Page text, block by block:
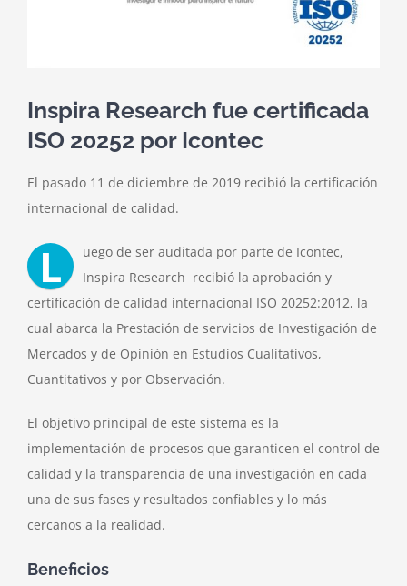
Inspira Research fue certificada
ISO 20252 por Icontec
El pasado 11 de diciembre de 2019 recibió la certificación
internacional de calidad.
L
uego de ser auditada por parte de Icontec,
Inspira Research recibió la aprobación y
certificación de calidad internacional ISO 20252:2012, la
cual abarca la Prestación de servicios de Investigación de
Mercados y de Opinión en Estudios Cualitativos,
Cuantitativos y por Observación.
El objetivo principal de este sistema es la
implementación de procesos que garanticen el control de
calidad y la transparencia de una investigación en cada
una de sus fases y resultados confiables y lo más
cercanos a la realidad.
Beneficios